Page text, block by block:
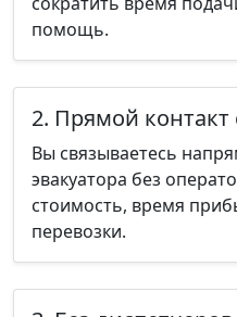
помощь.
2. Прямой контакт
Вы связываетесь
эвакуатора без
стоимость, время
перевозки.